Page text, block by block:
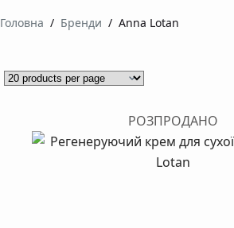
Головна / Бренди / Anna Lotan
РОЗПРОДАНО